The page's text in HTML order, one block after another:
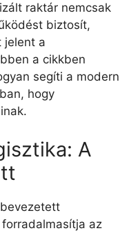
raktár nemcsak
biztosít,
jelent a
a cikkben
segíti a modern
hogy
A
az